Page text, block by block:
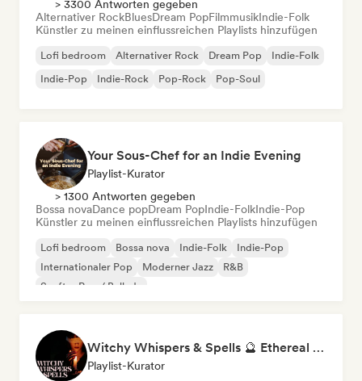
> 3300 Antworten gegeben
Alternativer RockBluesDream PopFilmmusikIndie-Folk
Künstler zu meinen einflussreichen Playlists hinzufügen
Lofi bedroom Alternativer Rock Dream Pop
Indie-Folk
Indie-Pop
Indie-Rock Pop-Rock Pop-Soul
Your Sous-Chef for an Indie Evening
Playlist-Kurator
> 1300 Antworten gegeben
Bossa novaDance popDream PopIndie-FolkIndie-Pop
Künstler zu meinen einflussreichen Playlists hinzufügen
Lofi bedroom Bossa nova Indie-Folk
Indie-Pop
Internationaler Pop
Moderner Jazz
R&B
Sanfter Pop / Ballade
Witchy Whispers & Spells 🔮 Ethereal Art Pop & Dream Pop
Playlist-Kurator